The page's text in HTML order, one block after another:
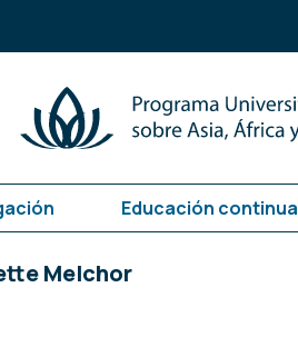
Educación continua
Melchor